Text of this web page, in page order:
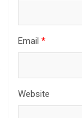
Email *
Website